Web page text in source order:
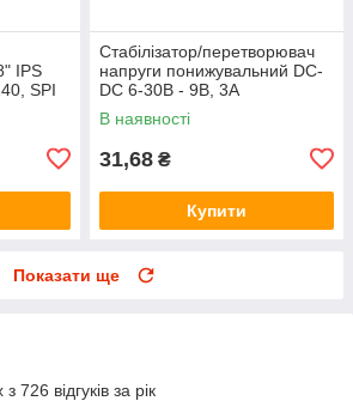
IPS
SPI
Стабілізатор/перетворювач
напруги понижувальний DC-
DC 6-30В - 9В, 3А
В наявності
31,68 ₴
Купити
Показати ще
726 відгуків за рік